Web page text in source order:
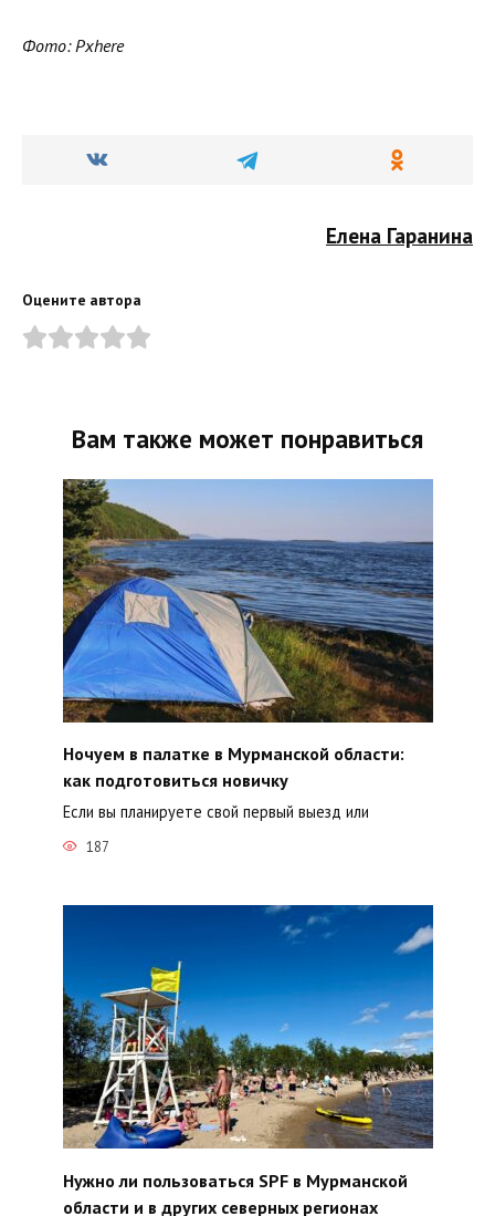
Фото: Pxhere
Елена Гаранина
Оцените автора
Вам также может понравиться
Ночуем в палатке в Мурманской области:
как подготовиться новичку
Если вы планируете свой первый выезд или
187
Нужно ли пользоваться SPF в Мурманской
области и в других северных регионах